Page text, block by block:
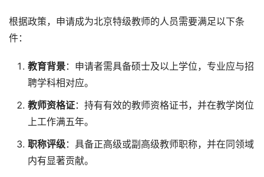
根据政策，申请成为北京特级教师的人员需要满足以下条
件：
教育背景：申请者需具备硕士及以上学位，专业应与招
聘学科相对应。
教师资格证：持有有效的教师资格证书，并在教学岗位
上工作满五年。
职称评级：具备正高级或副高级教师职称，并在同领域
内有显著贡献。